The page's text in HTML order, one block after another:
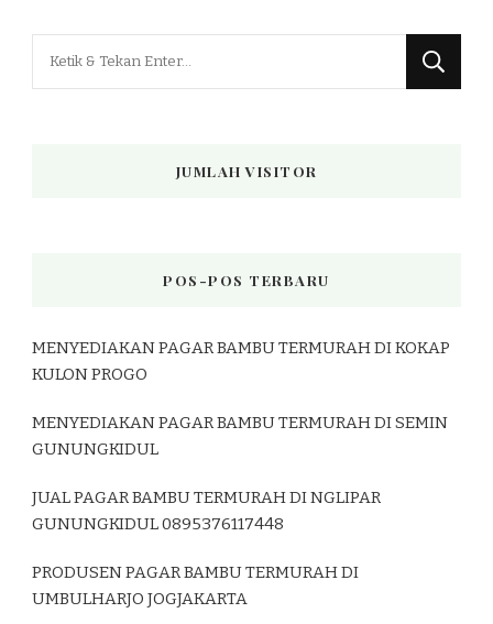
JUMLAH VISITOR
POS-POS TERBARU
MENYEDIAKAN PAGAR BAMBU TERMURAH DI KOKAP
KULON PROGO
MENYEDIAKAN PAGAR BAMBU TERMURAH DI SEMIN
GUNUNGKIDUL
JUAL PAGAR BAMBU TERMURAH DI NGLIPAR
GUNUNGKIDUL 0895376117448
PRODUSEN PAGAR BAMBU TERMURAH DI
UMBULHARJO JOGJAKARTA